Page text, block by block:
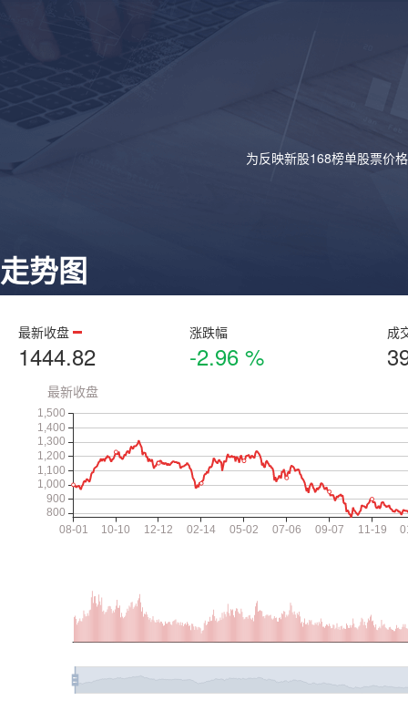
为反映新股168榜单股票价
走势图
最新收盘
1444.82
涨跌幅
-2.96 %
成